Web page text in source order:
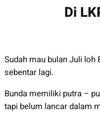
Di
Sudah mau bulan Juli loh
sebentar lagi.
Bunda memiliki putra –
tapi belum lancar dalam